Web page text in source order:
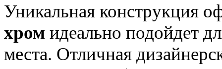
Уникальная конструкция
хром идеально подойдет
места. Отличная